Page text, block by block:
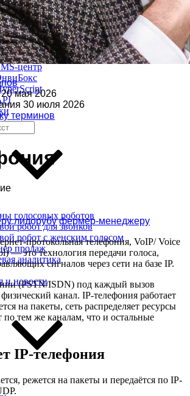
для amoCRM
центр
голосовых роботов
робот для звонков
робот с женским голосом
продаж
аналитика
и новости
20 мая 2026
30 июля 2026
терминов
лидорубу фермер-менеджеру
протокольная телефония, VoIP/ Voice
— это технология передачи голоса,
сигналов через сети на базе IP.
(PSTN/ISDN) под каждый вызов
канал. IP-телефония работает
на пакеты, сеть распределяет ресурсы
по тем же каналам, что и остальные
IP-телефония
режется на пакеты и передаётся по IP-